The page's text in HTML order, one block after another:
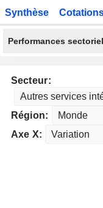
Synthèse
Performances
Secteur:
Région:
Axe X: